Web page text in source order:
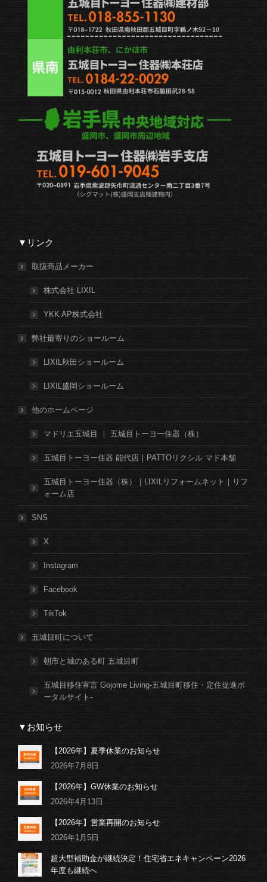
▼リンク
取扱商品メーカー
株式会社 LIXIL
YKK AP株式会社
弊社最寄りのショールーム
LIXIL秋田ショールーム
LIXIL盛岡ショールーム
他のホームページ
マドリエ五城目 ｜ 五城目トーヨー住器（株）
五城目トーヨー住器 能代店｜PATTOリクシル マド本舗
五城目トーヨー住器（株）｜LIXILリフォームネット｜リフ
ォーム店
SNS
X
Instagram
Facebook
TikTok
五城目町について
朝市と城のある町 五城目町
五城目移住宣言 Gojome Living-五城目町移住・定住促進ポ
ータルサイト-
▼お知らせ
【2026年】夏季休業のお知らせ
2026年7月8日
【2026年】GW休業のお知らせ
2026年4月13日
【2026年】営業再開のお知らせ
2026年1月5日
超大型補助金が継続決定！住宅省エネキャンペーン2026
年度も継続へ